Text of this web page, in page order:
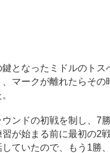
となったミドルのトス
、マークが離れたらそ
ンドの初戦を制し、7
習が始まる前に最初の2
していたので、もう1勝